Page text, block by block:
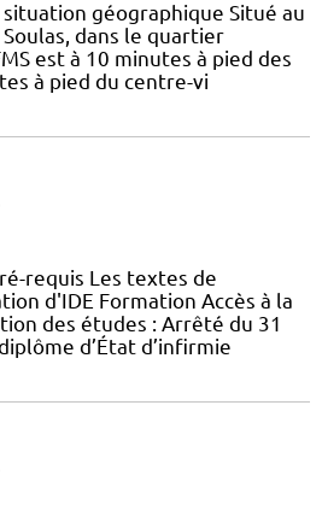
géographique Situé au
dans le quartier
est à 10 minutes à pied des
à pied du centre-vi
requis Les textes de
d'IDE Formation Accès à la
des études : Arrêté du 31
d’État d’infirmie